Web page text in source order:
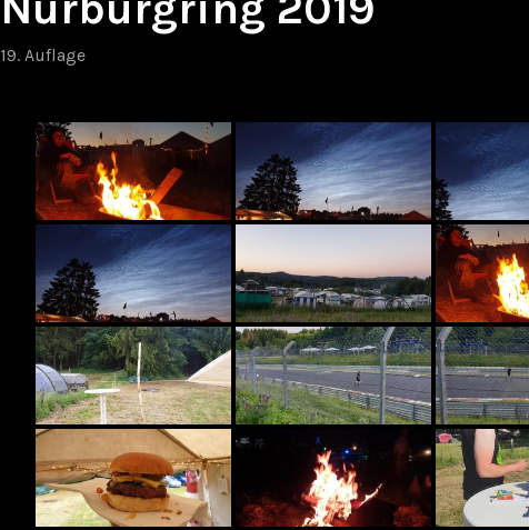
19. Auflage